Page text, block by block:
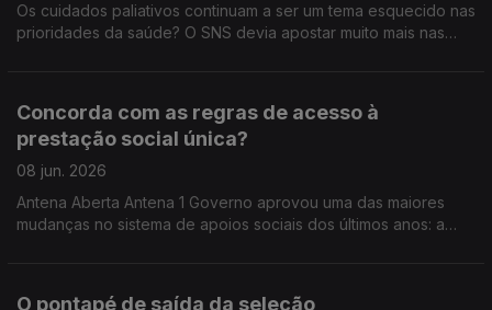
Os cuidados paliativos continuam a ser um tema esquecido nas
prioridades da saúde? O SNS devia apostar muito mais nas
quem está em fase terminal? Num tema sensível, mas
inevitável, discutimos o direito a uma morte com dignidade… e
o papel do Estado, dos profissionais e das famílias.
Concorda com as regras de acesso à
prestação social única?
08 jun. 2026
Antena Aberta Antena 1 Governo aprovou uma das maiores
mudanças no sistema de apoios sociais dos últimos anos: a
O pontapé de saída da seleção